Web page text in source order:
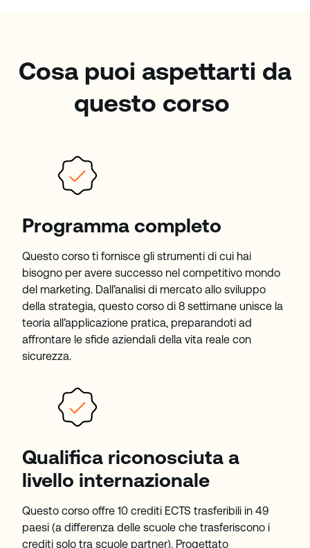
Cosa puoi aspettarti da
questo corso
Programma completo
Questo corso ti fornisce gli strumenti di cui hai
bisogno per avere successo nel competitivo mondo
del marketing. Dall’analisi di mercato allo sviluppo
della strategia, questo corso di 8 settimane unisce la
teoria all’applicazione pratica, preparandoti ad
affrontare le sfide aziendali della vita reale con
sicurezza.
Qualifica riconosciuta a
livello internazionale
Questo corso offre 10 crediti ECTS trasferibili in 49
paesi (a differenza delle scuole che trasferiscono i
crediti solo tra scuole partner). Progettato